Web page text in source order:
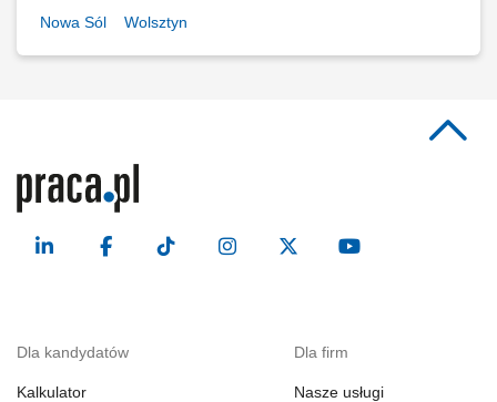
Nowa Sól Wolsztyn
Dla kandydatów
Kalkulator
Dla firm
Nasze usługi